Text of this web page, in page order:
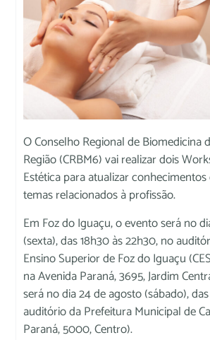
O Conselho Regional de Biomedicina
Região (CRBM6) vai realizar dois
Estética para atualizar
temas relacionados à profissão.
Em Foz do Iguaçu, o evento será no
(sexta), das 18h30 às 22h30, no
Ensino Superior de Foz do Iguaçu
na Avenida Paraná, 3695, Jardim
será no dia 24 de agosto (sábado),
auditório da Prefeitura Municipal de
Paraná, 5000, Centro).